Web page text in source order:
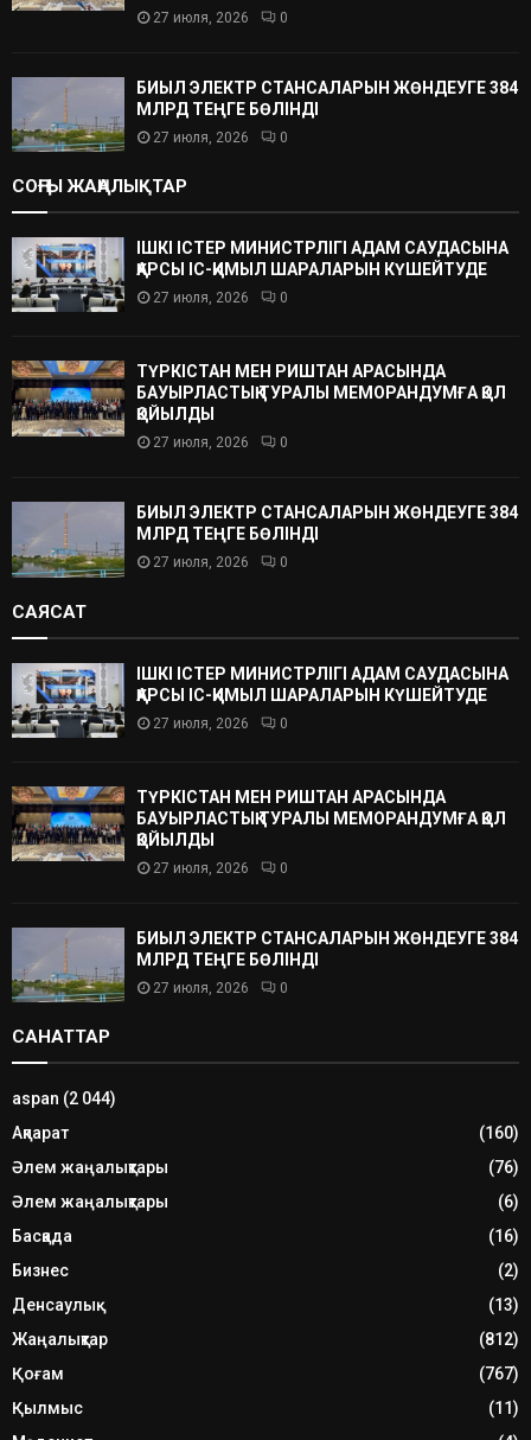
27 июля, 2026 0
БИЫЛ ЭЛЕКТР СТАНСАЛАРЫН ЖӨНДЕУГЕ 384
МЛРД ТЕҢГЕ БӨЛІНДІ
27 июля, 2026 0
СОҢҒЫ ЖАҢАЛЫҚТАР
ІШКІ ІСТЕР МИНИСТРЛІГІ АДАМ САУДАСЫНА
ҚАРСЫ ІС-ҚИМЫЛ ШАРАЛАРЫН КҮШЕЙТУДЕ
27 июля, 2026 0
ТҮРКІСТАН МЕН РИШТАН АРАСЫНДА
БАУЫРЛАСТЫҚ ТУРАЛЫ МЕМОРАНДУМҒА ҚОЛ
ҚОЙЫЛДЫ
27 июля, 2026 0
БИЫЛ ЭЛЕКТР СТАНСАЛАРЫН ЖӨНДЕУГЕ 384
МЛРД ТЕҢГЕ БӨЛІНДІ
27 июля, 2026 0
САЯСАТ
ІШКІ ІСТЕР МИНИСТРЛІГІ АДАМ САУДАСЫНА
ҚАРСЫ ІС-ҚИМЫЛ ШАРАЛАРЫН КҮШЕЙТУДЕ
27 июля, 2026 0
ТҮРКІСТАН МЕН РИШТАН АРАСЫНДА
БАУЫРЛАСТЫҚ ТУРАЛЫ МЕМОРАНДУМҒА ҚОЛ
ҚОЙЫЛДЫ
27 июля, 2026 0
БИЫЛ ЭЛЕКТР СТАНСАЛАРЫН ЖӨНДЕУГЕ 384
МЛРД ТЕҢГЕ БӨЛІНДІ
27 июля, 2026 0
САНАТТАР
aspan (2 044)
Ақпарат
(160)
Әлем жаңалықтары
(76)
Әлем жаңалықтары
(6)
Басқада
(16)
Бизнес
(2)
Денсаулық
(13)
Жаңалықтар
(812)
Қоғам
(767)
Қылмыс
(11)